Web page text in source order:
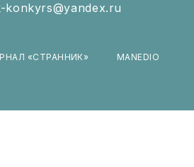
konkyrs@yandex.ru
«СТРАННИК» MANEDIO